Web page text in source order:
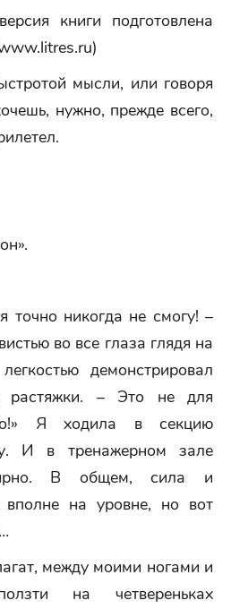
книги подготовлена
мысли, или говоря
нужно, прежде всего,
никогда не смогу! –
во все глаза глядя на
демонстрировал
растяжки. – Это не для
Я ходила в секцию
И в тренажерном зале
В общем, сила и
вполне на уровне, но вот
между моими ногами и
на четвереньках